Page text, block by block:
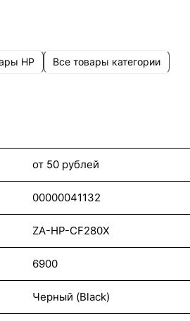
HP Все товары категории
от 50 рублей
00000041132
ZA-HP-CF280X
6900
Черный (Black)